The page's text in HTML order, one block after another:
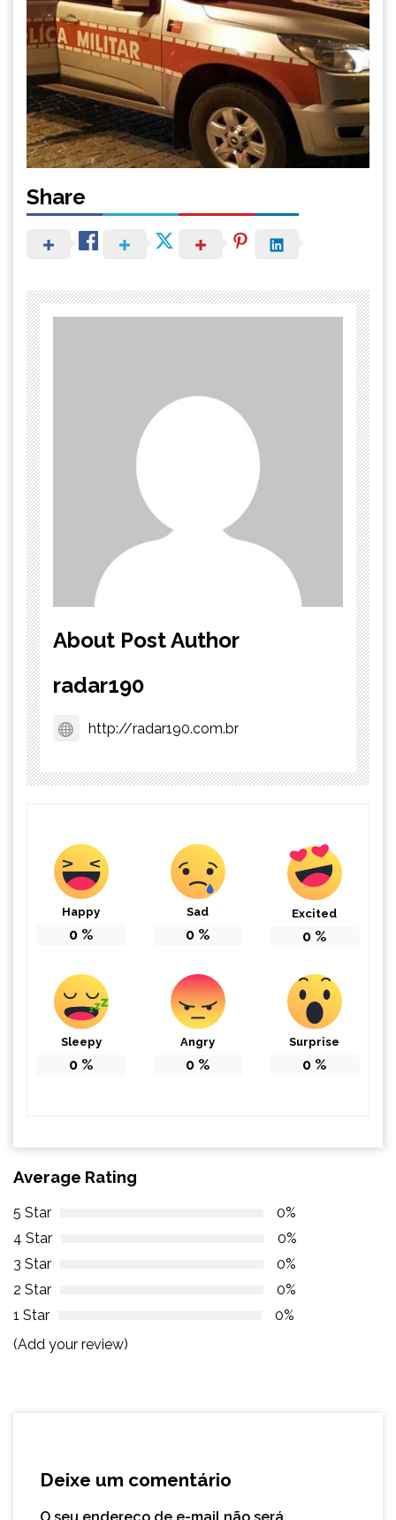
Share
About Post Author
radar190
http://radar190.com.br
Happy
0 %
Sad
0 %
Excited
0 %
Sleepy
0 %
Angry
0 %
Surprise
0 %
Average Rating
5 Star
0%
4 Star
0%
3 Star
0%
2 Star
0%
1 Star
0%
(Add your review)
Deixe um comentário
O seu endereço de e-mail não será